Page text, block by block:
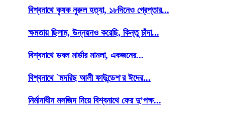
বিশ্বনাথে কৃষক নুরুল হত্যা, ১৮দিনেও গ্রেপ্তার...
ক্ষমতায় ছিলাম, উন্নয়নও করেছি, কিন্তু চাঁদা...
বিশ্বনাথে ডবল মার্ডার মামলা, একজনের...
বিশ্বনাথে `মদরিছ আলী ফাউন্ডেশ'র ঈদের...
নির্মানাধীন মসজিদ নিয়ে বিশ্বনাথে ফের দু’পক্ষ...